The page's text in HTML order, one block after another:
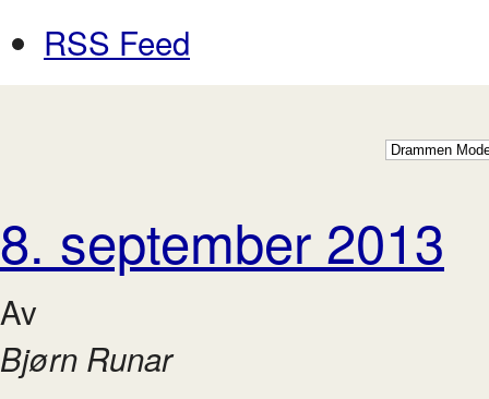
RSS Feed
8. september 2013
Av
Bjørn Runar